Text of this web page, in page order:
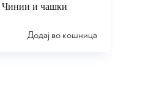
Чинии и чашки
Додај во кошница